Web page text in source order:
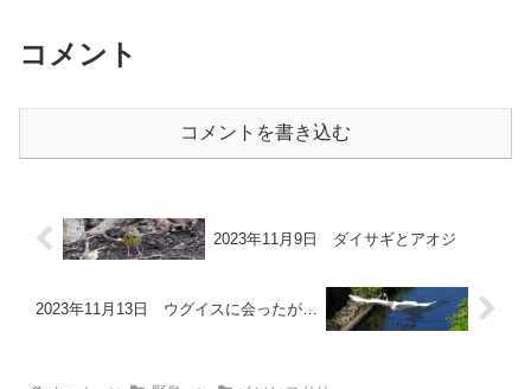
コメント
コメントを書き込む
2023年11月9日 ダイサギとアオジ
2023年11月13日 ウグイスに会ったが…